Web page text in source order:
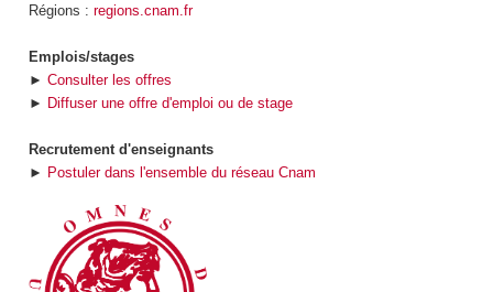
Régions : regions.cnam.fr
Emplois/stages
► Consulter les offres
► Diffuser une offre d'emploi ou de stage
Recrutement d'enseignants
► Postuler dans l'ensemble du réseau Cnam